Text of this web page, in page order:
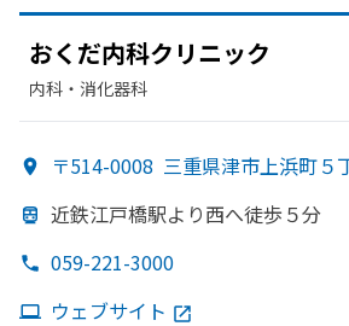
おくだ内科クリニック
内科・​消化器科
〒514-0008 三重県津市上浜町５
近鉄江戸橋駅より西へ徒歩５分
059-221-3000
ウェブサイト